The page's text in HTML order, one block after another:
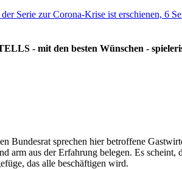
Serie zur Corona-Krise ist erschienen, 6
- mit den besten Wünschen -
Bundesrat sprechen hier betroffene
arm aus der Erfahrung belegen. Es
das alle beschäftigen wird.